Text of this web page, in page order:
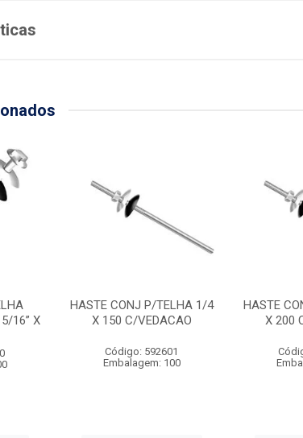
16” X
HASTE CONJ P/TELHA 1/4
X 150 C/VEDACAO
Código: 592601
Embalagem: 100
HASTE
X 200